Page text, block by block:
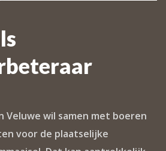
Veluwe wil samen met boeren
voor de plaatselijke